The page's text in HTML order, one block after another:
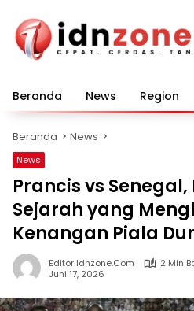
konten
Beranda News Region
Beranda News
News
Prancis vs
Sejarah yang
Kenangan Piala
Editor Idnzone.com
2 Min
Juni 17, 2026